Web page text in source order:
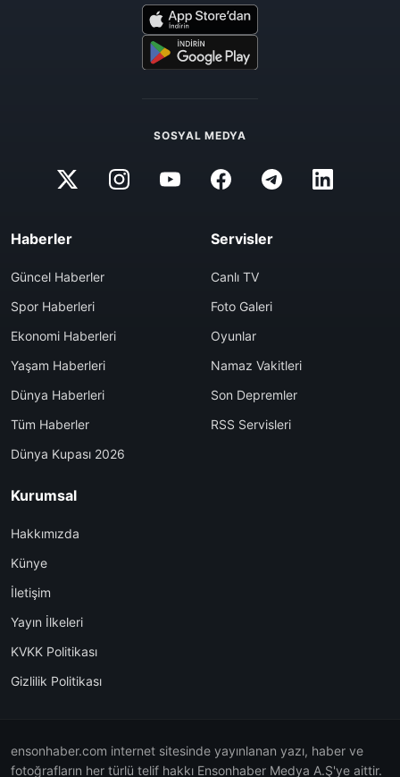
SOSYAL MEDYA
Haberler
Güncel Haberler
Spor Haberleri
Ekonomi Haberleri
Yaşam Haberleri
Dünya Haberleri
Tüm Haberler
Dünya Kupası 2026
Servisler
Canlı TV
Foto Galeri
Oyunlar
Namaz Vakitleri
Son Depremler
RSS Servisleri
Kurumsal
Hakkımızda
Künye
İletişim
Yayın İlkeleri
KVKK Politikası
Gizlilik Politikası
ensonhaber.com internet sitesinde yayınlanan yazı, haber ve
fotoğrafların her türlü telif hakkı Ensonhaber Medya A.Ş'ye aittir.